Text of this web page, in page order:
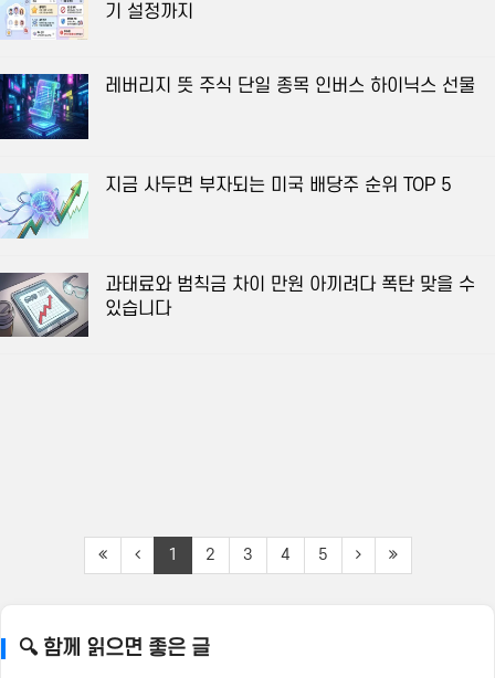
기 설정까지
레버리지 뜻 주식 단일 종목 인버스 하이닉스 선물
지금 사두면 부자되는 미국 배당주 순위 TOP 5
과태료와 범칙금 차이 만원 아끼려다 폭탄 맞을 수
있습니다
1 2 3 4 5
🔍 함께 읽으면 좋은 글